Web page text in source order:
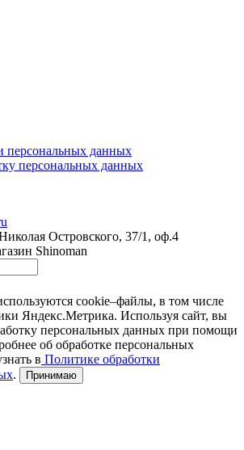
персональных данных
персональных данных
Островского, 37/1, оф.4
Shinoman
cookie–файлы, в том числе
Яндекс.Метрика. Используя сайт, вы
персональных данных при помощи
об обработке персональных
в Политике обработки
. Принимаю